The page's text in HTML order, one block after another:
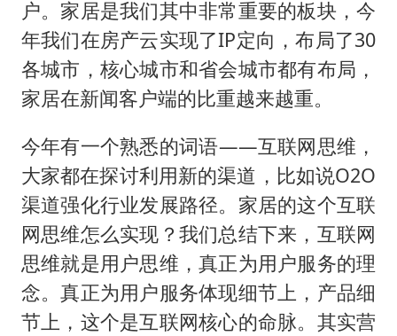
户。家居是我们其中非常重要的板块，今
年我们在房产云实现了IP定向，布局了30
各城市，核心城市和省会城市都有布局，
家居在新闻客户端的比重越来越重。
今年有一个熟悉的词语——互联网思维，
大家都在探讨利用新的渠道，比如说O2O
渠道强化行业发展路径。家居的这个互联
网思维怎么实现？我们总结下来，互联网
思维就是用户思维，真正为用户服务的理
念。真正为用户服务体现细节上，产品细
节上，这个是互联网核心的命脉。其实营